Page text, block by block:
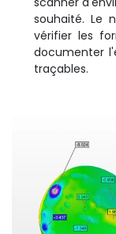
souhaité. Le
vérifier les
documenter
traçables.